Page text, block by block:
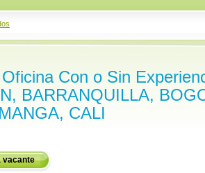
Con o Sin
BARRANQUILLA,
CALI
vacante